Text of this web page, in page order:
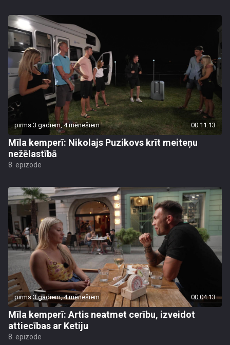
pirms 3 gadiem, 4 mēnešiem 00:11:13
Mīla kemperī: Nikolajs Puzikovs krīt meiteņu
nežēlastībā
8. epizode
pirms 3 gadiem, 4 mēnešiem 00:04:13
Mīla kemperī: Artis neatmet cerību, izveidot
attiecības ar Ketiju
8. epizode